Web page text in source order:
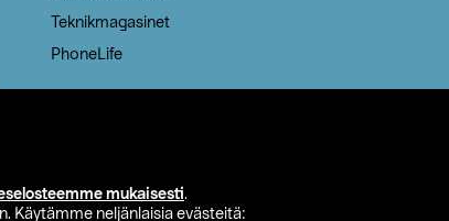
mukaisesti.
Käytämme neljänlaisia evästeitä:
Teknikmagasinet
PhoneLife